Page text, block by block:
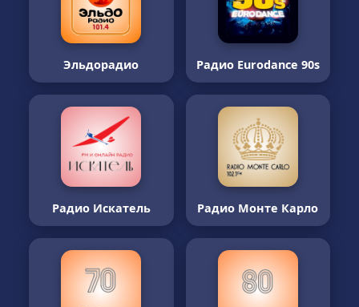
Эльдорадио Радио Eurodance 90s
Радио Искатель Радио Монте Карло